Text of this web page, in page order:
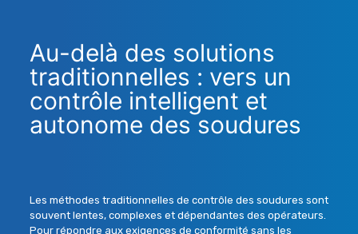
Au-delà des solutions
traditionnelles : vers un
contrôle intelligent et
autonome des soudures
Les méthodes traditionnelles de contrôle des soudures sont
souvent lentes, complexes et dépendantes des opérateurs.
Pour répondre aux exigences de conformité sans les